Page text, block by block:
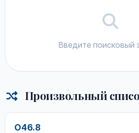
Введите поисковый
Произвольный
O46.8